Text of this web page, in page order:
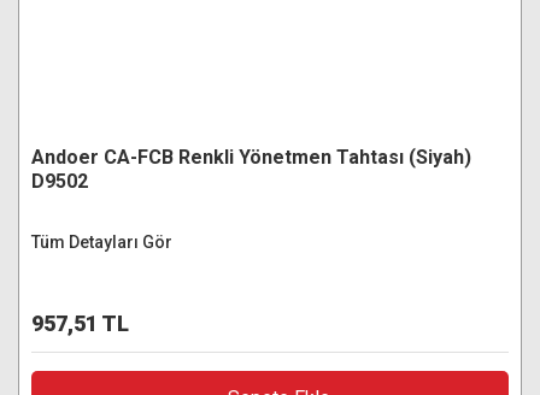
Andoer CA-FCB Renkli Yönetmen Tahtası (Siyah)
D9502
Tüm Detayları Gör
957,51 TL